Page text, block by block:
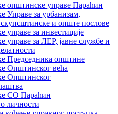
општинске управе Параћин
Управе за урбанизам,
и опште послове
управе за инвестиције
управе за ЛЕР, јавне службе и
Председника општине
Општинског већа
Општинског
СО Параћин
личности